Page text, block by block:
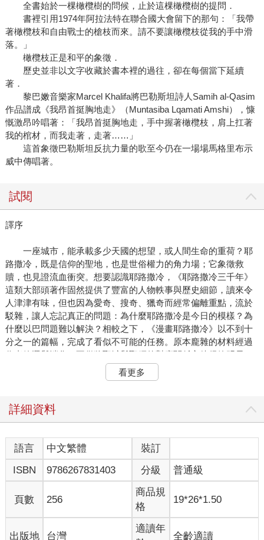
全書始於一棵橄欖樹的問候，止於這棵橄欖樹的提問．
書裡引用1974年阿拉法特在聯合國大會留下的那句：「我帶
著橄欖枝和自由戰士的槍枝而來。請不要讓橄欖枝從我的手中滑
落。」
橄欖枝正是和平的象徵．
歷史並非以文字收藏於書本裡的過往，卻在每個當下延續
著．
黎巴嫩音樂家Marcel Khalifa將巴勒斯坦詩人Samih al-Qasim
作品譜成《我昂首挺胸地走》（Muntasiba Lqamati Amshi），慷
慨激昂吟唱著：「我昂首挺胸地走，手中握著橄欖枝，肩上扛著
我的棺材，而我走著，走著……」
這首象徵巴勒斯坦反抗力量的歌至今仍在一場場馬格里布示
威中傳唱著。
試閱
譯序
一座城市，能承載多少天國的想望，或人間生命的重荷？耶
路撒冷，既是信仰的聖地，也是世俗權力的角力場；它象徵救
贖，也見證流血衝突。想要認識耶路撒冷，《耶路撒冷三千年》
這類大部頭著作固然提供了豐富的人物軼事與歷史細節，讀來令
人津津有味，但也因為愛奇、搜奇、獵奇而經常偏離重點，流於
駁雜，讓人忘記真正的問題：為什麼耶路撒冷是今日的模樣？為
什麼以巴問題難以解決？相較之下，《漫畫耶路撒冷》以不到十
分之一的篇幅，完成了看似不可能的任務。原本龐雜的材料經過
作者篩選與消化，不僅將聖城與聖經的對應關係交待得簡明易
懂，包括以阿衝突的本質，甚至猶太民族的命運，都透過作者一
則接一則的敘事，在讀者心中構築出越來越清晰的畫面。作者不
或任何曾在這塊土地上生活過的族群。讀完這本書，耶路撒冷不
談論耶路撒冷，自然離不開聖經，尤其是《舊約》。在經文
的選擇上，我統一採用新教和合本，雖然天主教譯本（目前還沒
有東正教的聖經中譯本）或許更能統合耶路撒冷的相關內容（書
中還引用了《馬加比書》、《便西拉智訓》等次經），但考量通
行性與讀者的熟悉度，我仍然選擇以和合本為基準。至於《古蘭
經》，台灣尚無統一的中文譯本，我參考網路上的多種版本，斟
如同聖經質樸而充滿重量感的語言，由石頭堆砌而成的耶路
看更多
詳細資料
語言 中文繁體
裝訂
ISBN
9786267831403 分級 普通級
頁數 256
商品規
格
19*26*1.50
出版地 台灣
適讀年
全齡適讀